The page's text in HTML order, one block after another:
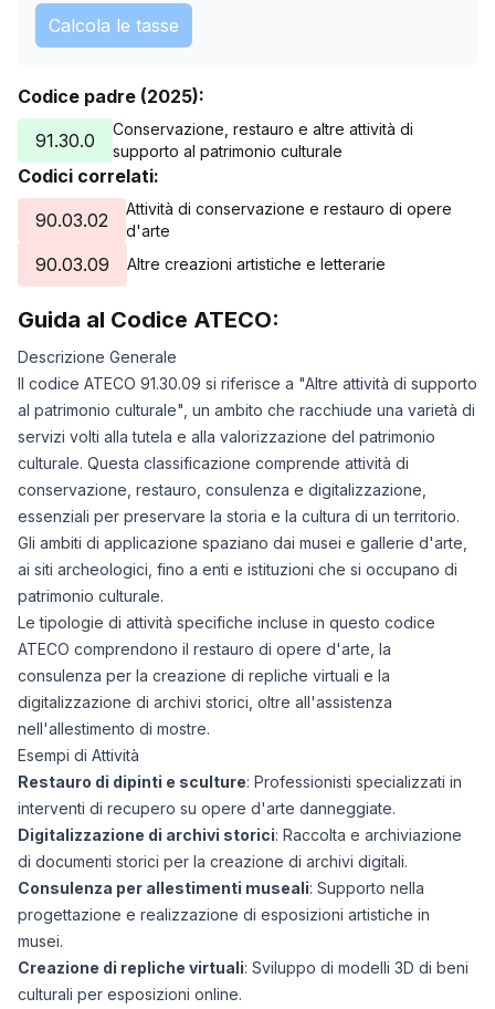
Calcola le tasse
Codice padre (2025):
91.30.0
Conservazione, restauro e altre attività di
supporto al patrimonio culturale
Codici correlati:
90.03.02
Attività di conservazione e restauro di opere
d'arte
90.03.09 Altre creazioni artistiche e letterarie
Guida al Codice ATECO:
Descrizione Generale
Il codice ATECO 91.30.09 si riferisce a "Altre attività di supporto
al patrimonio culturale", un ambito che racchiude una varietà di
servizi volti alla tutela e alla valorizzazione del patrimonio
culturale. Questa classificazione comprende attività di
conservazione, restauro, consulenza e digitalizzazione,
essenziali per preservare la storia e la cultura di un territorio.
Gli ambiti di applicazione spaziano dai musei e gallerie d'arte,
ai siti archeologici, fino a enti e istituzioni che si occupano di
patrimonio culturale.
Le tipologie di attività specifiche incluse in questo codice
ATECO comprendono il restauro di opere d'arte, la
consulenza per la creazione di repliche virtuali e la
digitalizzazione di archivi storici, oltre all'assistenza
nell'allestimento di mostre.
Esempi di Attività
Restauro di dipinti e sculture: Professionisti specializzati in
interventi di recupero su opere d'arte danneggiate.
Digitalizzazione di archivi storici: Raccolta e archiviazione
di documenti storici per la creazione di archivi digitali.
Consulenza per allestimenti museali: Supporto nella
progettazione e realizzazione di esposizioni artistiche in
musei.
Creazione di repliche virtuali: Sviluppo di modelli 3D di beni
culturali per esposizioni online.